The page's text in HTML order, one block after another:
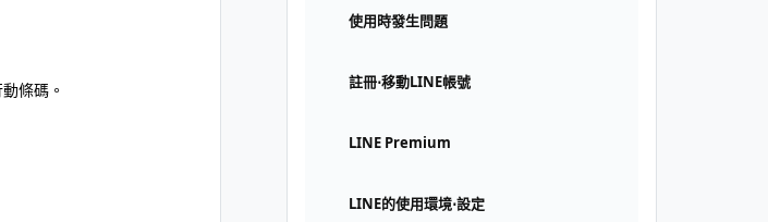
使用時發生問題
註冊⋅移動LINE帳號
LINE Premium
LINE的使用環境⋅設定
條碼。